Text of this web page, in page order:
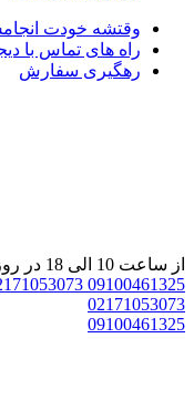
وقتشه خودت
راه های تماس با
رهگیری سفارش
ساعت 10 الی 18 در روزهای غیر تعطیل